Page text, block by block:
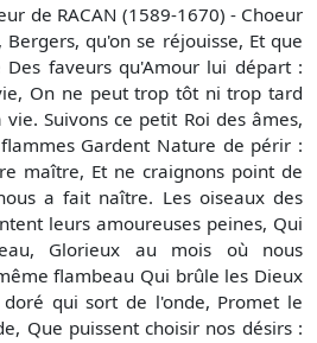
de RACAN (1589-1670) - Choeur
qu'on se réjouisse, Et que
Des faveurs qu'Amour lui départ :
On ne peut trop tôt ni trop tard
Suivons ce petit Roi des âmes,
Gardent Nature de périr :
maître, Et ne craignons point de
a fait naître. Les oiseaux des
leurs amoureuses peines, Qui
Glorieux au mois où nous
flambeau Qui brûle les Dieux
qui sort de l'onde, Promet le
Que puissent choisir nos désirs :